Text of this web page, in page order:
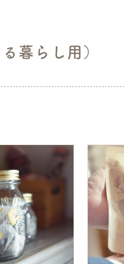
暮らし用）